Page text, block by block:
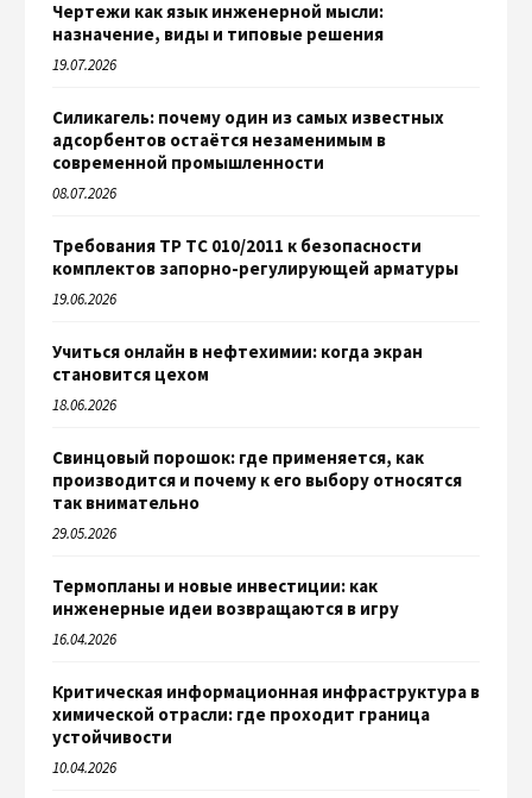
Чертежи как язык инженерной мысли:
назначение, виды и типовые решения
19.07.2026
Силикагель: почему один из самых известных
адсорбентов остаётся незаменимым в
современной промышленности
08.07.2026
Требования ТР ТС 010/2011 к безопасности
комплектов запорно-регулирующей арматуры
19.06.2026
Учиться онлайн в нефтехимии: когда экран
становится цехом
18.06.2026
Свинцовый порошок: где применяется, как
производится и почему к его выбору относятся
так внимательно
29.05.2026
Термопланы и новые инвестиции: как
инженерные идеи возвращаются в игру
16.04.2026
Критическая информационная инфраструктура в
химической отрасли: где проходит граница
устойчивости
10.04.2026